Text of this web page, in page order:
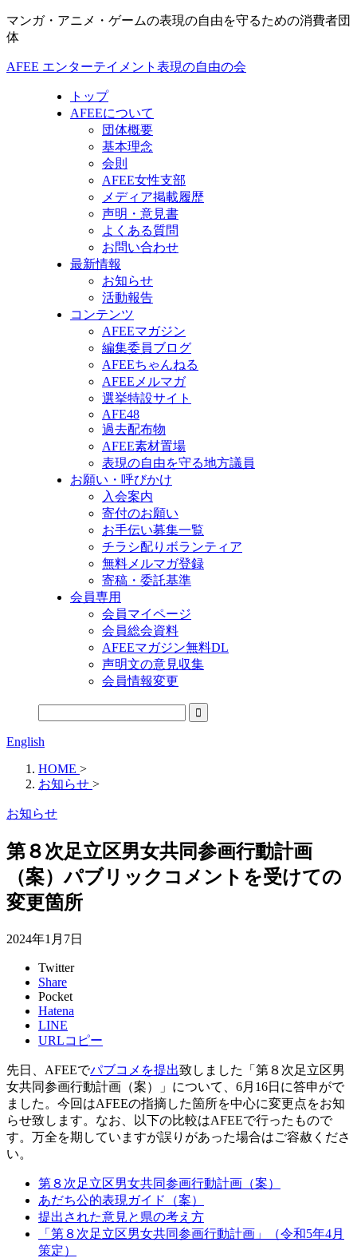
マンガ・アニメ・ゲームの表現の自由を守るための消費者団
体
AFEE エンターテイメント表現の自由の会
トップ
AFEEについて
団体概要
基本理念
会則
AFEE女性支部
メディア掲載履歴
声明・意見書
よくある質問
お問い合わせ
最新情報
お知らせ
活動報告
コンテンツ
AFEEマガジン
編集委員ブログ
AFEEちゃんねる
AFEEメルマガ
選挙特設サイト
AFE48
過去配布物
AFEE素材置場
表現の自由を守る地方議員
お願い・呼びかけ
入会案内
寄付のお願い
お手伝い募集一覧
チラシ配りボランティア
無料メルマガ登録
寄稿・委託基準
会員専用
会員マイページ
会員総会資料
AFEEマガジン無料DL
声明文の意見収集
会員情報変更
English
HOME >
お知らせ >
お知らせ
第８次足立区男女共同参画行動計画
（案）パブリックコメントを受けての
変更箇所
2024年1月7日
Twitter
Share
Pocket
Hatena
LINE
URLコピー
先日、AFEEでパブコメを提出致しました「第８次足立区男
女共同参画行動計画（案）」について、6月16日に答申がで
ました。今回はAFEEの指摘した箇所を中心に変更点をお知
らせ致します。なお、以下の比較はAFEEで行ったもので
す。万全を期していますが誤りがあった場合はご容赦くださ
い。
第８次足立区男女共同参画行動計画（案）
あだち公的表現ガイド（案）
提出された意見と県の考え方
「第８次足立区男女共同参画行動計画」（令和5年4月
策定）